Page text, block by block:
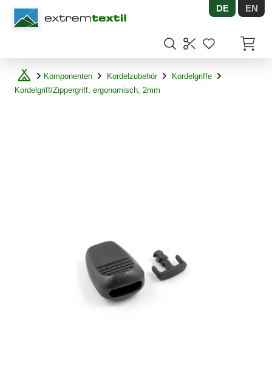
Shopware DE EN
Komponenten Kordelzubehör
Kordelgriffe
Kordelgriff/Zippergriff, ergonomisch, 2mm